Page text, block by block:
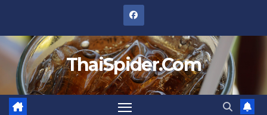
content
ThaiSpider.Com